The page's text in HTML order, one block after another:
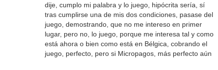
dije, cumplo mi palabra y lo juego, hipócrita sería, sí
tras cumplirse una de mis dos condiciones, pasase del
juego, demostrando, que no me intereso en primer
lugar, pero no, lo juego, porque me interesa tal y como
está ahora o bien como está en Bélgica, cobrando el
juego, perfecto, pero si Micropagos, más perfecto aún